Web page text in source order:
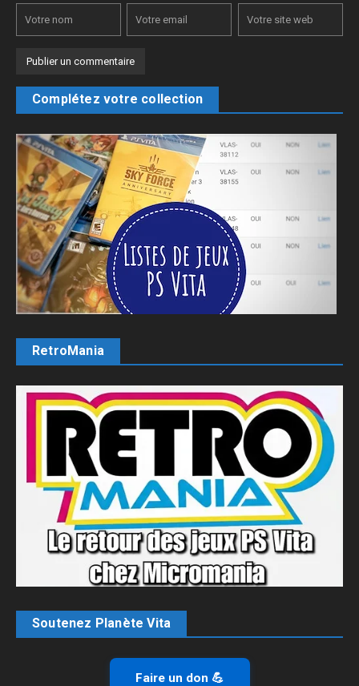
Complétez votre collection
RetroMania
Soutenez Planète Vita
Faire un don 💪